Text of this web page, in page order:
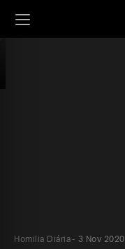
Homilia Diária 3 Nov 2020